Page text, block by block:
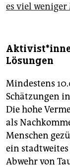
es viel
Lösungen
Mindestens
Schätzungen
Die hohe
als
Menschen
ein
Abwehr von